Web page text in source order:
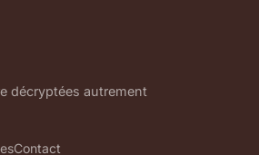
décryptées autrement
Contact